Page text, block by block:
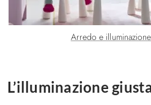
Arredo e
L’illuminazione